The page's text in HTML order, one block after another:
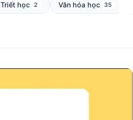
Triết học 2 Văn hóa học 35